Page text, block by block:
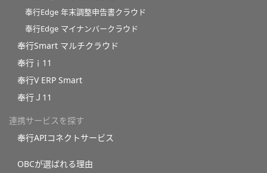
奉行Edge 年末調整申告書クラウド
奉行Edge マイナンバークラウド
奉行Smart マルチクラウド
奉行ｉ11
奉行V ERP Smart
奉行Ｊ11
連携サービスを探す
奉行APIコネクトサービス
OBCが選ばれる理由